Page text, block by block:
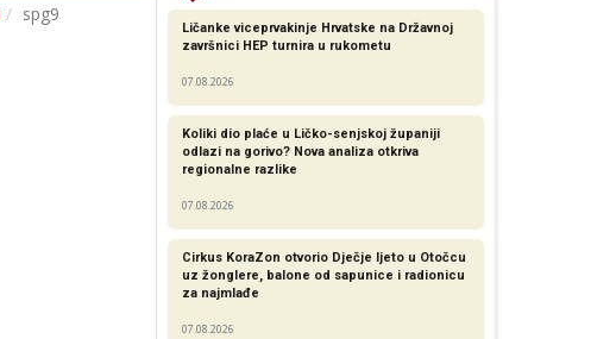
spg9
Ličanke viceprvakinje Hrvatske na Državnoj
završnici HEP turnira u rukometu
07.08.2026
Koliki dio plaće u Ličko-senjskoj županiji
odlazi na gorivo? Nova analiza otkriva
regionalne razlike​
07.08.2026
Cirkus KoraZon otvorio Dječje ljeto u Otočcu
uz žonglere, balone od sapunice i radionicu
za najmlađe
07.08.2026